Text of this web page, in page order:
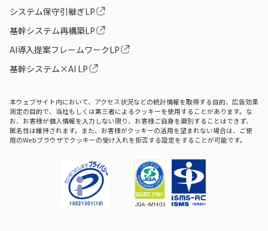
システム保守引継ぎLP
基幹システム再構築LP
AI導入提案フレームワークLP
基幹システム×AI LP
本ウェブサイト内において、アクセス状況などの統計情報を取得する目的、広告効果
測定の目的で、当社もしくは第三者によるクッキーを使用することがあります。な
お、お客様が個人情報を入力しない限り、お客様ご自身を識別することはできず、
匿名性は維持されます。また、お客様がクッキーの活用を望まれない場合は、ご使
用のWebブラウザでクッキーの受け入れを拒否する設定をすることが可能です。